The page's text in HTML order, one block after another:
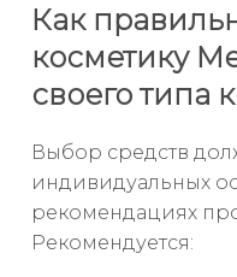
Как
косметику
своего типа
Выбор средств
индивидуальных
рекомендациях
Рекомендуется: